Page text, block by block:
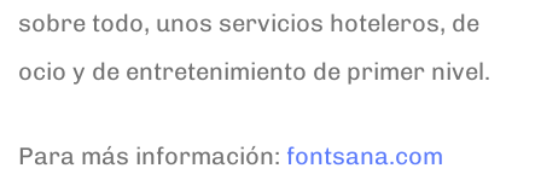
sobre todo, unos servicios hoteleros, de
ocio y de entretenimiento de primer nivel.
Para más información: fontsana.com